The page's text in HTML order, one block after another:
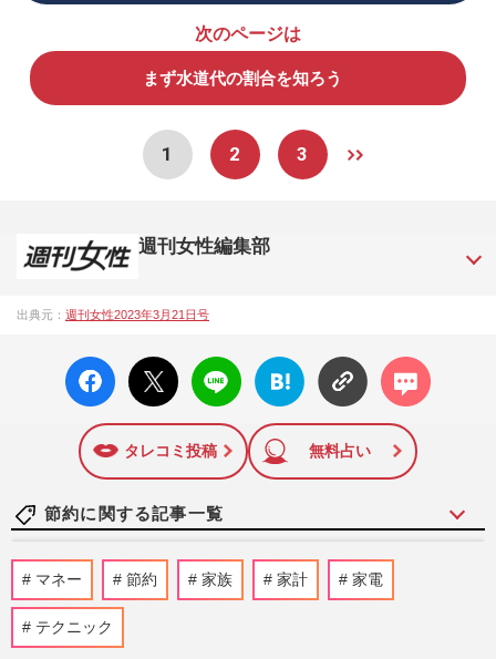
次のページは
まず水道代の割合を知ろう
1 2 3
週刊女性編集部
シップや事件、皇室の話題、感動ドキュメント、美容・健
12日号で「眞子さま嫁ぎ先の“義母”が抱える400万円超の“借金
トラブル”」報道をスクープ。この一報から約2か月後、宮内庁
は結婚延期を発表。同記事は2018年の「編集者が選ぶ雑誌ジ
ャーナリズム賞」大賞を受賞した。毎週火曜日発売。
出典元： 週刊女性2023年3月21日号
facebo
ok い
X ポス
ト
LINE
はてな
ブック
に追加
コメン
ト
タレコミ投稿 無料占い
節約に関する記事一覧
《生活費が浮く優待株14選》年間20万〜
30万円おトクに! 200銘柄保有の“達人主
マネー 節約 家族 家計 家電
テクニック